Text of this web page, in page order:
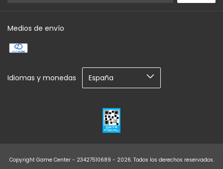
Medios de envío
Idiomas y monedas
Copyright Game Center - 23427510689 - 2026. Todos los derechos reservados.